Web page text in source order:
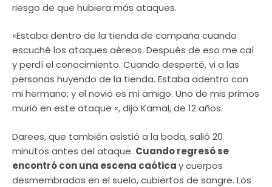
riesgo de que hubiera más ataques.
«Estaba dentro de la tienda de campaña cuando
escuché los ataques aéreos. Después de eso me caí
y perdí el conocimiento. Cuando desperté, vi a las
personas huyendo de la tienda. Estaba adentro con
mi hermano; y el novio es mi amigo. Uno de mis primos
murió en este ataque «, dijo Kamal, de 12 años.
Darees, que también asistió a la boda, salió 20
minutos antes del ataque. Cuando regresó se
encontró con una escena caóticay cuerpos
desmembrados en el suelo, cubiertos de sangre. Los